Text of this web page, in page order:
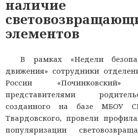
наличие
элементов
В рамках «Недели
движения» сотрудники
России
представителями
созданного на базе
Твардовского, провели
популяризации